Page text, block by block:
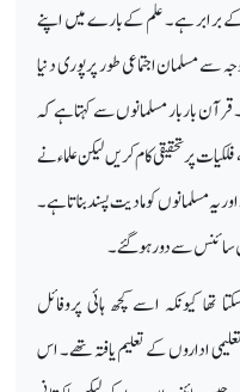
کے برابر ہے۔ علم کے بارے میں اپنے
مسلمان اجتماعی طور پر پوری دنیا
بار بار مسلمانوں سے کہتا ہے کہ
پر تحقیقی کام کریں لیکن علماء نے
یہ مسلمانوں کو مادیت پسند بناتا ہے۔
سائنس سے دور ہو گئے۔
کیونکہ اسے کچھ ہائی پروفائل
اداروں کے تعلیم یافتہ تھے۔ اس